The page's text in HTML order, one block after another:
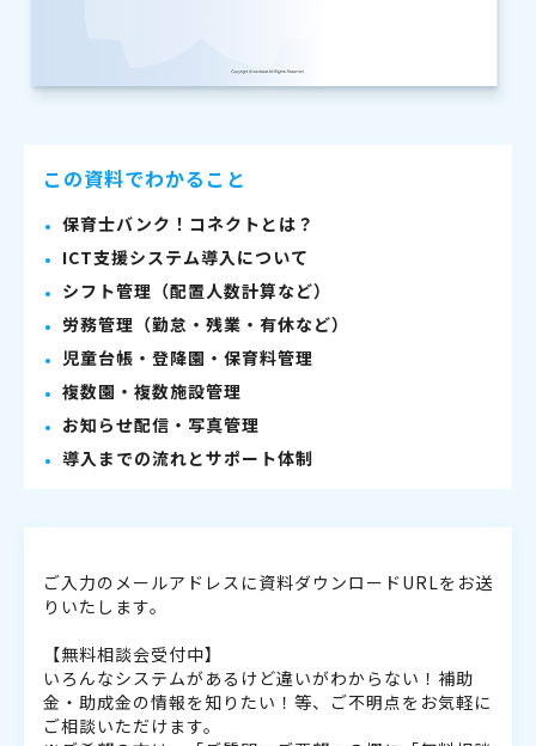
この資料でわかること
保育士バンク！コネクトとは？
ICT支援システム導入について
シフト管理（配置人数計算など）
労務管理（勤怠・残業・有休など）
児童台帳・登降園・保育料管理
複数園・複数施設管理
お知らせ配信・写真管理
導入までの流れとサポート体制
ご入力のメールアドレスに資料ダウンロードURLをお送
りいたします。
【無料相談会受付中】
いろんなシステムがあるけど違いがわからない！補助
金・助成金の情報を知りたい！等、ご不明点をお気軽に
ご相談いただけます。